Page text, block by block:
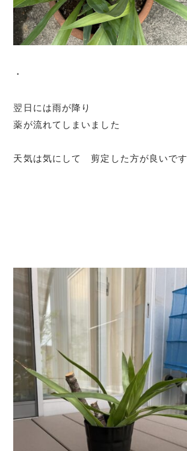
・
翌日には雨が降り
薬が流れてしまいました
天気は気にして 剪定した方が良いです